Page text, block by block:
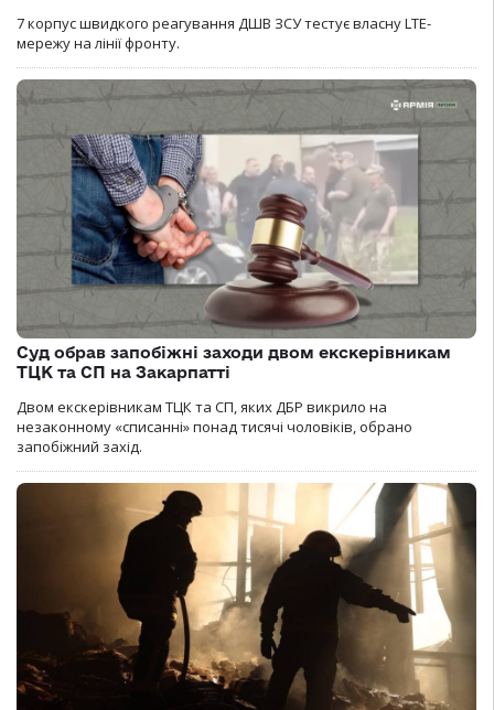
7 корпус швидкого реагування ДШВ ЗСУ тестує власну LTE-
мережу на лінії фронту.
Суд обрав запобіжні заходи двом екскерівникам
ТЦК та СП на Закарпатті
Двом екскерівникам ТЦК та СП, яких ДБР викрило на
незаконному «списанні» понад тисячі чоловіків, обрано
запобіжний захід.